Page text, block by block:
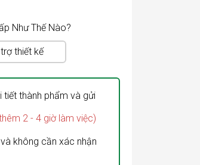
Như Thế Nào?
thiết kế
tiết thành phẩm và gửi
2 - 4 giờ làm việc)
không cần xác nhận